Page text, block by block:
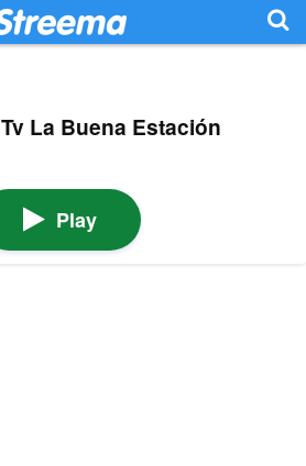
La Buena Estación
Play